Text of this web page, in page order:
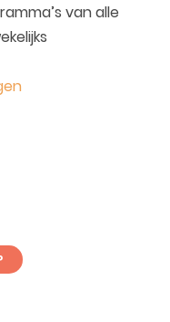
van alle